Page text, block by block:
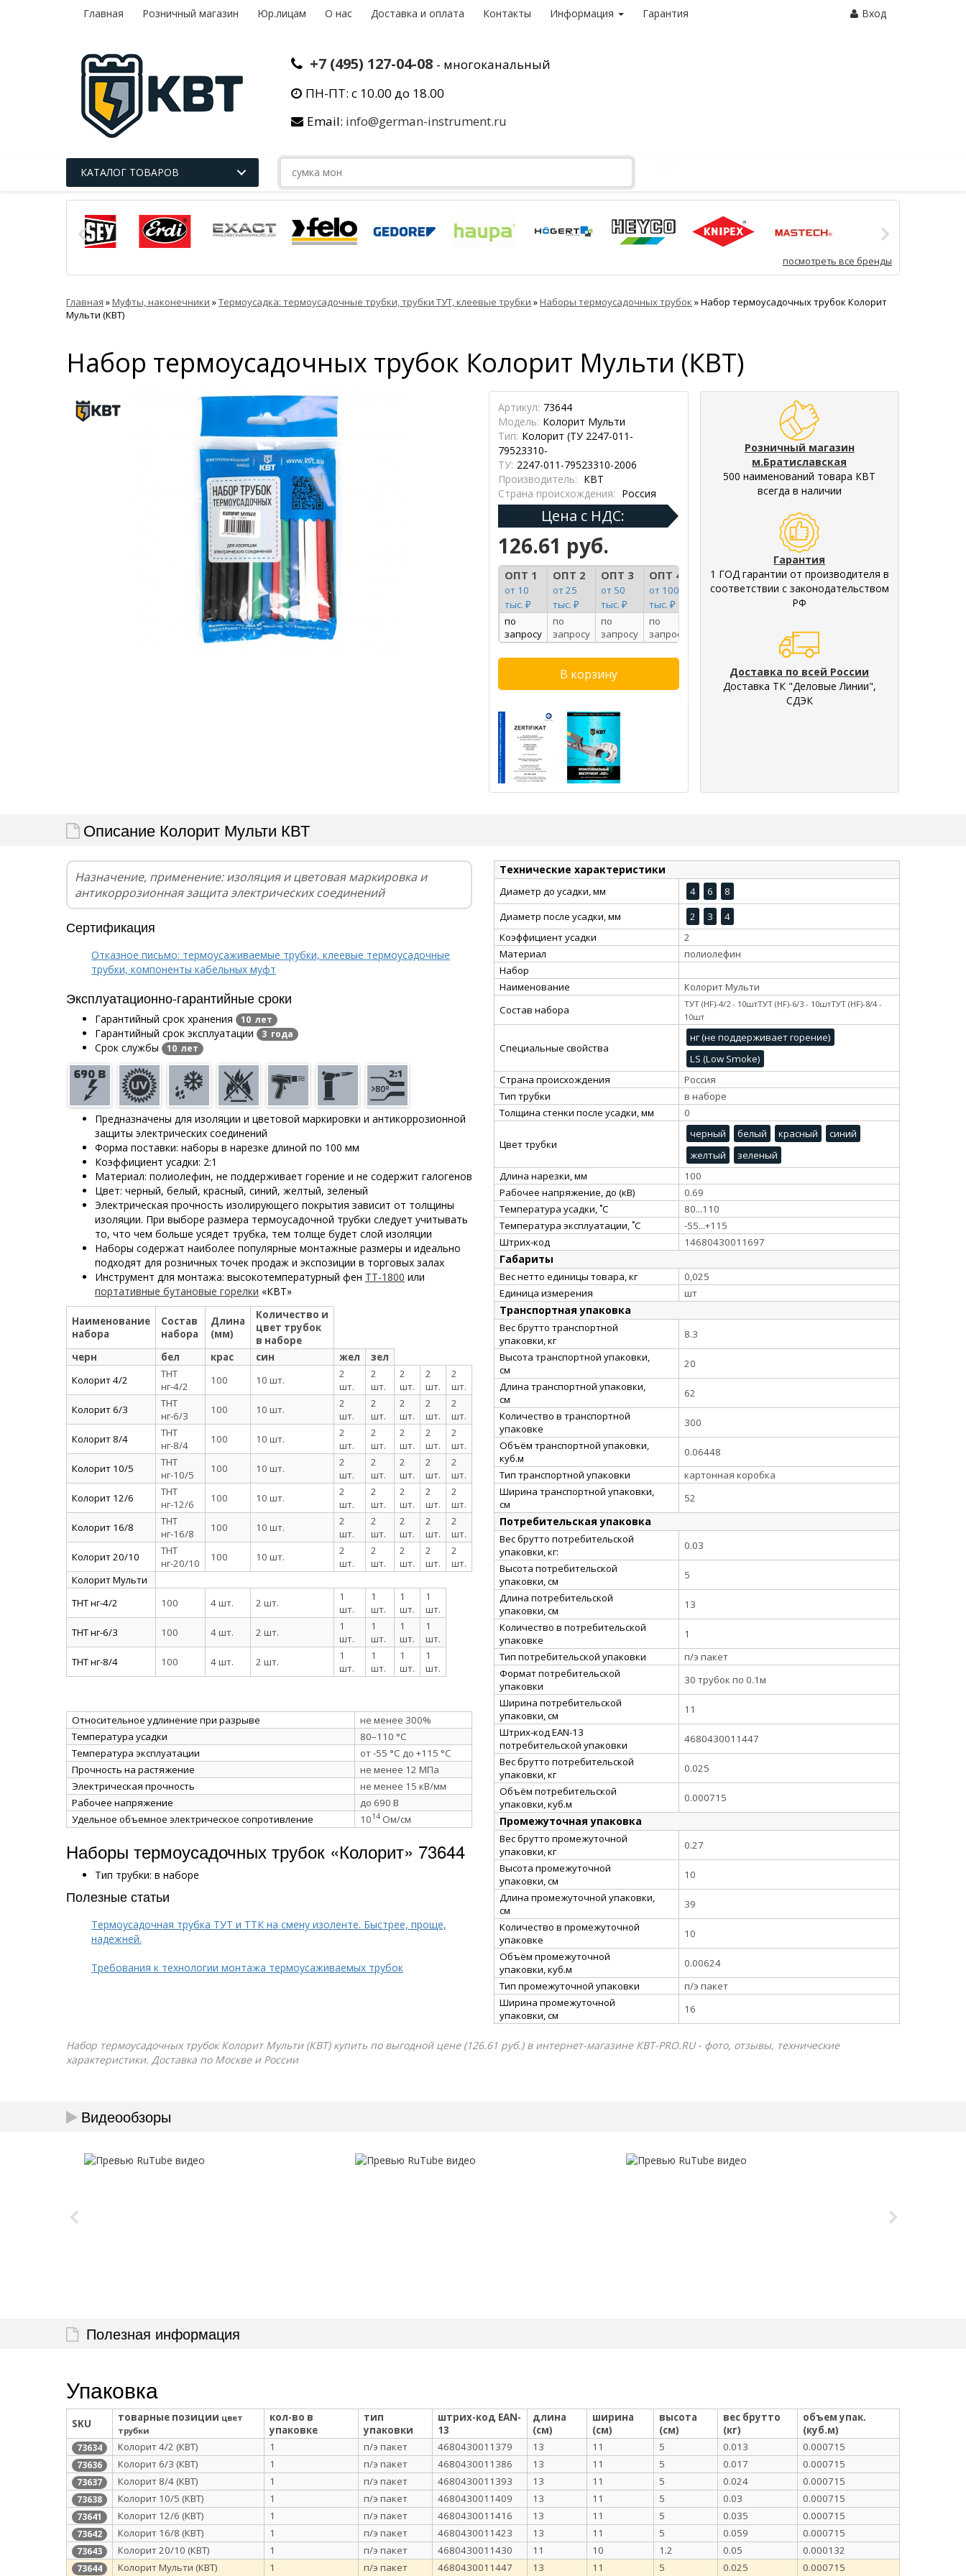
Главная Розничный магазин Юр.лицам О нас Доставка и оплата Контакты Информация Гарантия Вход
+7 (495) 127-04-08 - многоканальный
ПН-ПТ: с 10.00 до 18.00
Email: info@german-instrument.ru
КАТАЛОГ ТОВАРОВ
посмотреть все бренды
Главная »Муфты, наконечники »Термоусадка: термоусадочные трубки, трубки ТУТ, клеевые трубки »Наборы термоусадочных трубок »Набор термоусадочных трубок Колорит
Мульти (КВТ)
Набор термоусадочных трубок Колорит Мульти (КВТ)
Артикул: 73644
Модель: Колорит Мульти
Тип: Колорит (ТУ 2247-011-
79523310-
ТУ: 2247-011-79523310-2006
Производитель: КВТ
Страна происхождения: Россия
Цена с НДС:
126.61 руб.
ОПТ 1
от 10
тыс. ₽
ОПТ 2
от 25
тыс. ₽
ОПТ 3
от 50
тыс. ₽
ОПТ 4
от 100
тыс. ₽
по
запросу
по
запросу
по
запросу
по
запросу
Розничный магазин
м.Братиславская
500 наименований товара КВТ
всегда в наличии
Гарантия
1 ГОД гарантии от производителя в
соответствии с законодательством
РФ
Доставка по всей России
Доставка ТК "Деловые Линии",
СДЭК
Описание Колорит Мульти КВТ
Назначение, применение: изоляция и цветовая маркировка и
антикоррозионная защита электрических соединений
Сертификация
Отказное письмо: термоусаживаемые трубки, клеевые термоусадочные
трубки, компоненты кабельных муфт
Эксплуатационно-гарантийные сроки
Гарантийный срок хранения 10 лет
Гарантийный срок эксплуатации 3 года
Срок службы 10 лет
Предназначены для изоляции и цветовой маркировки и антикоррозионной
защиты электрических соединений
Форма поставки: наборы в нарезке длиной по 100 мм
Коэффициент усадки: 2:1
Материал: полиолефин, не поддерживает горение и не содержит галогенов
Цвет: черный, белый, красный, синий, желтый, зеленый
Электрическая прочность изолирующего покрытия зависит от толщины
изоляции. При выборе размера термоусадочной трубки следует учитывать
то, что чем больше усядет трубка, тем толще будет слой изоляции
Наборы содержат наиболее популярные монтажные размеры и идеально
подходят для розничных точек продаж и экспозиции в торговых залах
Инструмент для монтажа: высокотемпературный фен ТТ-1800 или
портативные бутановые горелки «КВТ»
Наименование
набора
Состав
набора
Длина
(мм)
Количество и
цвет трубок
в наборе
черн
бел крас син жел
зел
Колорит 4/2
ТНТ
нг-4/2
100 10 шт.
2
шт.
2
шт.
2
шт.
2
шт.
2
шт.
Колорит 6/3
ТНТ
нг-6/3
100 10 шт.
2
шт.
2
шт.
2
шт.
2
шт.
2
шт.
Колорит 8/4
ТНТ
нг-8/4
100 10 шт.
2
шт.
2
шт.
2
шт.
2
шт.
2
шт.
Колорит 10/5
ТНТ
нг-10/5
100 10 шт.
2
шт.
2
шт.
2
шт.
2
шт.
2
шт.
Колорит 12/6
ТНТ
нг-12/6
100 10 шт.
2
шт.
2
шт.
2
шт.
2
шт.
2
шт.
Колорит 16/8
ТНТ
нг-16/8
100 10 шт.
2
шт.
2
шт.
2
шт.
2
шт.
2
шт.
Колорит 20/10
ТНТ
нг-20/10
100 10 шт.
2
шт.
2
шт.
2
шт.
2
шт.
2
шт.
Колорит Мульти
ТНТ нг-4/2
100 4 шт. 2 шт.
1
шт.
1
шт.
1
шт.
1
шт.
ТНТ нг-6/3
100 4 шт. 2 шт.
1
шт.
1
шт.
1
шт.
1
шт.
ТНТ нг-8/4
100 4 шт. 2 шт.
1
шт.
1
шт.
1
шт.
1
шт.
Относительное удлинение при разрыве
не менее 300%
Температура усадки
80–110 °C
Температура эксплуатации
от -55 °C до +115 °C
Прочность на растяжение
не менее 12 МПа
Электрическая прочность
не менее 15 кВ/мм
Рабочее напряжение
до 690 В
Удельное объемное электрическое сопротивление
1014 Ом/см
Наборы термоусадочных трубок «Колорит» 73644
Тип трубки: в наборе
Полезные статьи
Термоусадочная трубка ТУТ и ТТК на смену изоленте. Быстрее, проще,
надежней.
Требования к технологии монтажа термоусаживаемых трубок
Технические характеристики
Диаметр до усадки, мм 4 6
8
Диаметр после усадки, мм
2 3
4
Коэффициент усадки
2
Материал
полиолефин
Набор
Наименование
Колорит Мульти
Состав набора
ТУТ (HF)-4/2 - 10штТУТ (HF)-6/3 - 10штТУТ (HF)-8/4 -
10шт
Специальные свойства
нг (не поддерживает горение)
LS (Low Smoke)
Страна происхождения
Россия
Тип трубки
в наборе
Толщина стенки после усадки, мм
0
Цвет трубки
черный белый красный
синий
желтый
зеленый
Длина нарезки, мм
100
Рабочее напряжение, до (кВ)
0.69
Температура усадки, ˚С
80...110
Температура эксплуатации, ˚С
-55...+115
Штрих-код
14680430011697
Габариты
Вес нетто единицы товара, кг
0,025
Единица измерения
шт
Транспортная упаковка
Вес брутто транспортной
упаковки, кг
8.3
Высота транспортной упаковки,
см
20
Длина транспортной упаковки,
см
62
Количество в транспортной
упаковке
300
Объём транспортной упаковки,
куб.м
0.06448
Тип транспортной упаковки
картонная коробка
Ширина транспортной упаковки,
см
52
Потребительская упаковка
Вес брутто потребительской
упаковки, кг:
0.03
Высота потребительской
упаковки, см
5
Длина потребительской
упаковки, см
13
Количество в потребительской
упаковке
1
Тип потребительской упаковки
п/э пакет
Формат потребительской
упаковки
30 трубок по 0.1м
Ширина потребительской
упаковки, см
11
Штрих-код EAN-13
потребительской упаковки
4680430011447
Вес брутто потребительской
упаковки, кг
0.025
Объём потребительской
упаковки, куб.м
0.000715
Промежуточная упаковка
Вес брутто промежуточной
упаковки, кг
0.27
Высота промежуточной
упаковки, см
10
Длина промежуточной упаковки,
см
39
Количество в промежуточной
упаковке
10
Объём промежуточной
упаковки, куб.м
0.00624
Тип промежуточной упаковки
п/э пакет
Ширина промежуточной
упаковки, см
16
Набор термоусадочных трубок Колорит Мульти (КВТ) купить по выгодной цене (126.61 руб.) в интернет-магазине КВТ-PRO.RU - фото, отзывы, технические
характеристики. Доставка по Москве и России
Видеообзоры
Полезная информация
Упаковка
SKU товарные позиции цвет
трубки
кол-во в
упаковке
тип
упаковки
штрих-код EAN-
13
длина
(см)
ширина
(см)
высота
(см)
вес брутто
(кг)
объем упак.
(куб.м)
73634 Колорит 4/2 (КВТ) 1 п/э пакет 4680430011379 13 11 5 0.013 0.000715
73636 Колорит 6/3 (КВТ) 1 п/э пакет 4680430011386 13 11 5 0.017 0.000715
73637 Колорит 8/4 (КВТ) 1 п/э пакет 4680430011393 13 11 5 0.024 0.000715
73638 Колорит 10/5 (КВТ) 1 п/э пакет 4680430011409 13 11 5 0.03 0.000715
73641 Колорит 12/6 (КВТ) 1 п/э пакет 4680430011416 13 11 5 0.035 0.000715
73642 Колорит 16/8 (КВТ) 1 п/э пакет 4680430011423 13 11 5 0.059 0.000715
73643 Колорит 20/10 (КВТ) 1 п/э пакет 4680430011430 11 10 1.2 0.05 0.000132
73644 Колорит Мульти (КВТ) 1 п/э пакет 4680430011447 13 11 5 0.025 0.000715